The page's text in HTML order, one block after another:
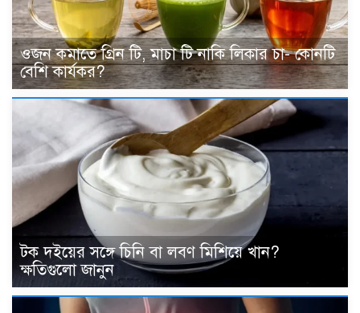
ওজন কমাতে গ্রিন টি, মাচা টি নাকি লিকার চা- কোনটি
বেশি কার্যকর?
টক দইয়ের সঙ্গে চিনি বা লবণ মিশিয়ে খান?
ক্ষতিগুলো জানুন